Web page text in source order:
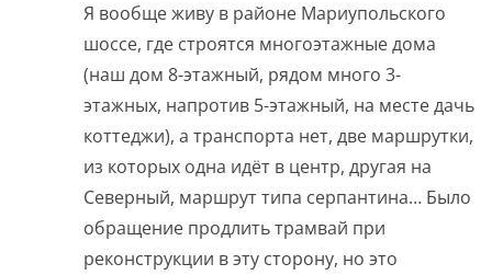
Я вообще живу в районе Мариупольского
шоссе, где строятся многоэтажные дома
(наш дом 8-этажный, рядом много 3-
этажных, напротив 5-этажный, на месте дачь
коттеджи), а транспорта нет, две маршрутки,
из которых одна идёт в центр, другая на
Северный, маршрут типа серпантина… Было
обращение продлить трамвай при
реконструкции в эту сторону, но это